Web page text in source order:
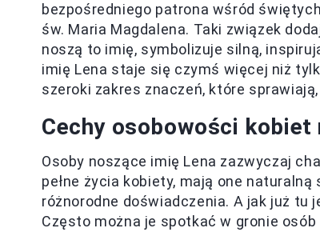
bezpośredniego patrona wśród
św. Maria Magdalena. Taki związek
noszą to imię, symbolizuje silną,
imię Lena staje się czymś więcej niż
szeroki zakres znaczeń, które
Cechy osobowości kobiet
Osoby noszące imię Lena zazwyczaj
pełne życia kobiety, mają one
różnorodne doświadczenia. A jak już tu
Często można je spotkać w gronie